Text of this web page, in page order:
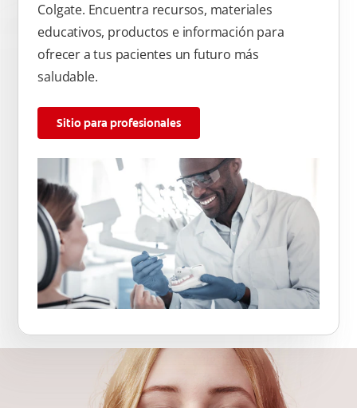
Colgate. Encuentra recursos, materiales
educativos, productos e información para
ofrecer a tus pacientes un futuro más
saludable.
Sitio para profesionales